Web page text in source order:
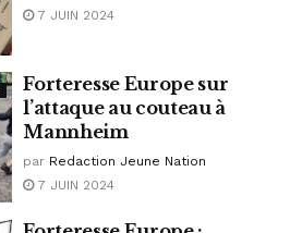
7 JUIN 2024
Forteresse Europe sur
l’attaque au couteau à
Mannheim
par Redaction Jeune Nation
7 JUIN 2024